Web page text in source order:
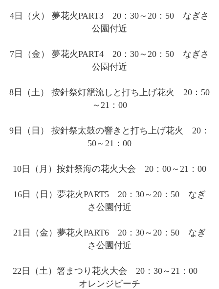
4日（火） 夢花火PART3 20：30～20：50 なぎさ
公園付近
7日（金） 夢花火PART4 20：30～20：50 なぎさ
公園付近
8日（土） 按針祭灯籠流しと打ち上げ花火 20：50
～21：00
9日（日） 按針祭太鼓の響きと打ち上げ花火 20：
50～21：00
10日（月）按針祭海の花火大会 20：00～21：00
16日（日）夢花火PART5 20：30～20：50 なぎ
さ公園付近
21日（金）夢花火PART6 20：30～20：50 なぎ
さ公園付近
22日（土）箸まつり花火大会 20：30～21：00
オレンジビーチ